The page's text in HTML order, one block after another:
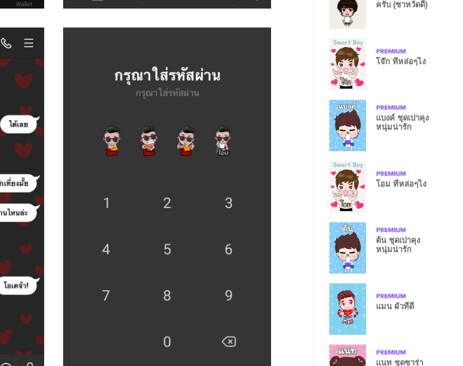
ครับ (ซาหวัดดี)
โจ๊ก ที่หล่อๆไง
แบงค์ ชุดเปาคุง
หนุ่มน่ารัก
โอม ที่หล่อๆไง
ต้น ชุดเปาคุง
หนุ่มน่ารัก
แมน ผัวที่ดี
แนท ชุดซาร่า